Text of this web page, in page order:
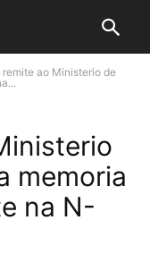
remite ao Ministerio de
memoria
na N-